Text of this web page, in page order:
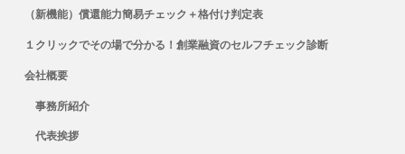
（新機能）償還能力簡易チェック＋格付け判定表
１クリックでその場で分かる！創業融資のセルフチェック診断
会社概要
事務所紹介
代表挨拶